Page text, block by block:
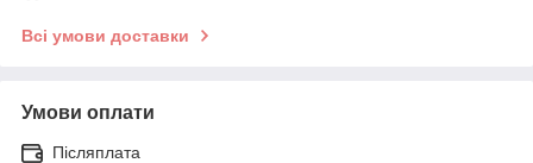
Всі умови доставки
Умови оплати
Післяплата